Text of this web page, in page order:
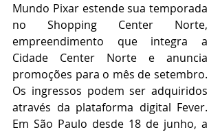
Mundo Pixar estende sua temporada
no Shopping Center Norte,
empreendimento que integra a
Cidade Center Norte e anuncia
promoções para o mês de setembro.
Os ingressos podem ser adquiridos
através da plataforma digital Fever.
Em São Paulo desde 18 de junho, a